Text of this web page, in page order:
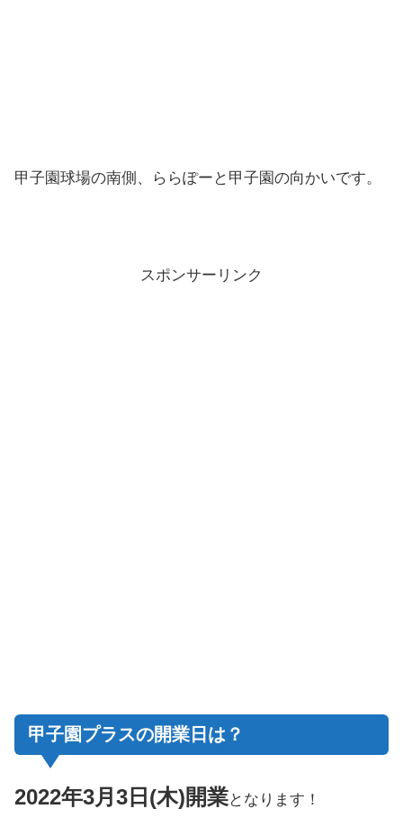
甲子園球場の南側、ららぽーと甲子園の向かいです。
スポンサーリンク
甲子園プラスの開業日は？
2022年3月3日(木)開業となります！